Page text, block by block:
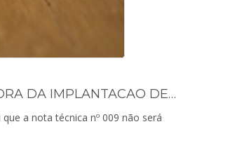
NFSE: ADAPTACOES PARA LOCACAO DE BENS IMOVEIS FICAM FORA DA IMPLANTACAO DE AGOSTO
a nota técnica nº 009 não será